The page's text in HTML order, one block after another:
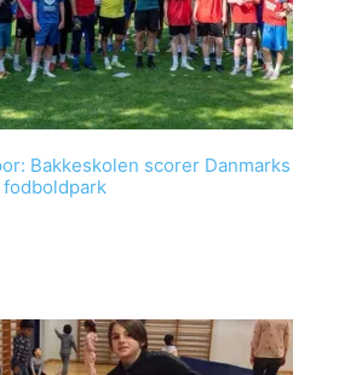
Bakkeskolen scorer Danmarks